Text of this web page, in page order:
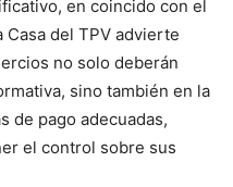
en coincido con el
Casa del TPV advierte
no solo deberán
sino también en la
de pago adecuadas,
el control sobre sus